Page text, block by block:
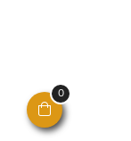
0